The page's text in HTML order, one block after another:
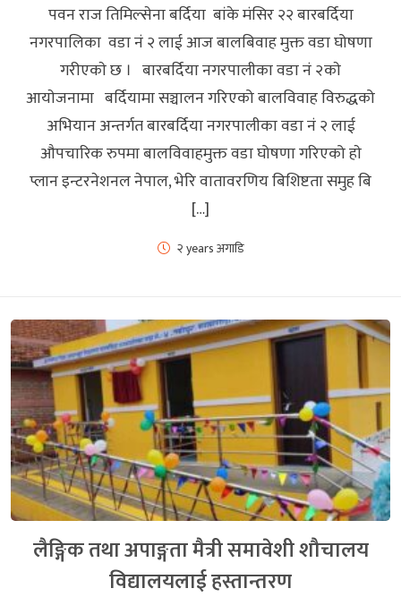
पवन राज तिमिल्सेना बर्दिया बांके मंसिर २२ बारबर्दिया
नगरपालिका वडा नं २ लाई आज बालबिवाह मुक्त वडा घोषणा
गरीएकाे छ । बारबर्दिया नगरपालीका वडा नं २काे
आयाेजनामा बर्दियामा सञ्चालन गरिएको बालविवाह विरुद्धको
अभियान अन्तर्गत बारबर्दिया नगरपालीका वडा नं २ लाई
औपचारिक रुपमा बालविवाहमुक्त वडा घोषणा गरिएको हाे
प्लान इन्टरनेशनल नेपाल, भेरि वातावरणिय बिशिष्टता समुह बि
[…]
२ years अगाडि
लैङ्गिक तथा अपाङ्गता मैत्री समावेशी शौचालय
विद्यालयलाई हस्तान्तरण